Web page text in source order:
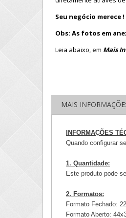
Seu negócio merece !
Obs: As fotos em
Leia abaixo, em Mais
MAIS
INFORMAÇÕES
Quando configurar
1. Quantidade:
Este produto pode
2. Formatos:
Formato Fechado:
Formato Aberto: